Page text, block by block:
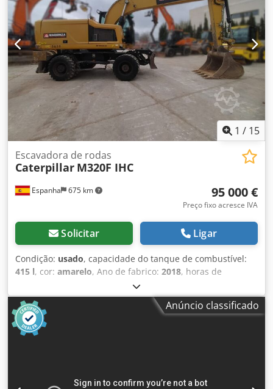
1 / 15
Espanha 675 km
Escavadora de rodas
Caterpillar M320F IHC
95 000 €
Preço fixo acresce IVA
Solicitar Ligar
Condição: usado, capacidade do tanque de combustível:
415 l, cor: amarelo, Ano de fabrico: 2018, horas de
, Equipamento:
Tração: Rodas Peso vazio: 20.000 kg Dimensões (C x L x A):
892 x 255 x 332 cm Tipo de motor: Caterpillar CAT C7.1
ACERT = Outras opções e acessórios = Crjdpfx Aljyuwtps Iof
- Ar-condicionado
Anúncio classificado